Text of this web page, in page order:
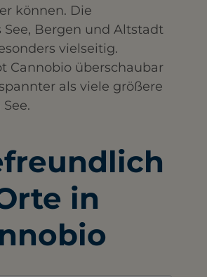
können. Die
Bergen und Altstadt
vielseitig.
Cannobio überschaubar
als viele größere
in